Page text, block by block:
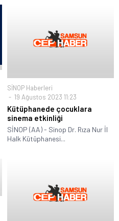
SİNOP Haberleri
19 Ağustos 2023 11:23
Kütüphanede çocuklara
sinema etkinliği
SİNOP (AA) - Sinop Dr. Rıza Nur İl
Halk Kütüphanesi...